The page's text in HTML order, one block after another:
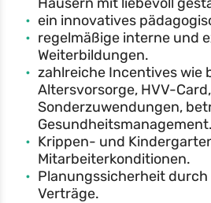
ein innovatives
regelmäßige interne und
Weiterbildungen.
zahlreiche Incentives wie
Altersvorsorge, HVV-
Sonderzuwendungen,
Gesundheitsmanagement.
Krippen- und
Mitarbeiterkonditionen.
Planungssicherheit
Verträge.